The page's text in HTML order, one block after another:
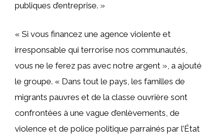
publiques d’entreprise. »
« Si vous financez une agence violente et
irresponsable qui terrorise nos communautés,
vous ne le ferez pas avec notre argent », a ajouté
le groupe. « Dans tout le pays, les familles de
migrants pauvres et de la classe ouvrière sont
confrontées à une vague d’enlèvements, de
violence et de police politique parrainés par l’État